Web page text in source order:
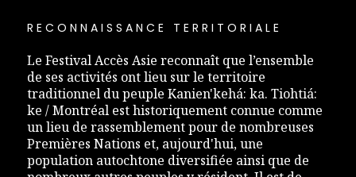
RECONNAISSANCE TERRITORIALE
Le Festival Accès Asie reconnaît que l’ensemble
de ses activités ont lieu sur le territoire
traditionnel du peuple Kanien'kehá: ka. Tiohtiá:
ke / Montréal est historiquement connue comme
un lieu de rassemblement pour de nombreuses
Premières Nations et, aujourd'hui, une
population autochtone diversifiée ainsi que de